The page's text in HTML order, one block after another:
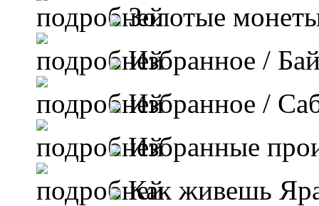
Золотые
Избранное /
Избранное /
Избранные
Как живешь